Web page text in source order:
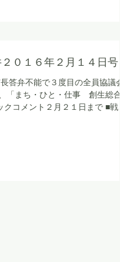
０１６年２月１４日号
答弁不能で３度目の全員協議会
「まち・ひと・仕事 創生総合
コメント２月２１日まで ■戦